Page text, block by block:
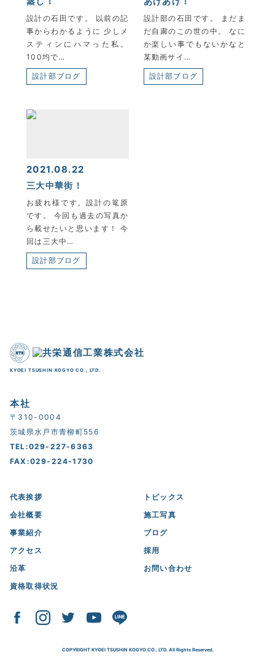
設計の石田です。 以前の記
事からわかるように 少しメ
スティンにハマった私。
100均で…
設計部ブログ
設計部の石田です。 まだま
だ自粛のこの世の中。 なに
か楽しい事でもないかなと
某動画サイ…
設計部ブログ
2021.08.22
三大中華街！
お疲れ様です。設計の篭原
です。 今回も過去の写真か
ら載せたいと思います！ 今
回は三大中…
設計部ブログ
KYOEI TSUSHIN KOGYO CO., LTD.
本社
〒310-0004
茨城県水戸市青柳町556
TEL:029-227-6363
FAX:029-224-1730
代表挨拶
会社概要
事業紹介
アクセス
沿革
資格取得状況
トピックス
施工写真
ブログ
採用
お問い合わせ
COPYRIGHT KYOEI TSUSHIN KOGYO CO., LTD. All Rights Reserved.